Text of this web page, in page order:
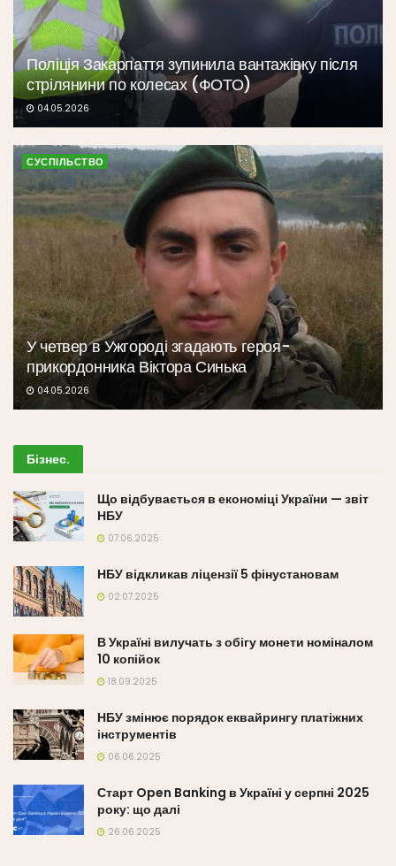
Поліція Закарпаття зупинила вантажівку після
стрілянини по колесах (ФОТО)
04.05.2026
СУСПІЛЬСТВО
У четвер в Ужгороді згадають героя-
прикордонника Віктора Синька
04.05.2026
Бізнес.
Що відбувається в економіці України — звіт
НБУ
07.06.2025
НБУ відкликав ліцензії 5 фінустановам
02.07.2025
В Україні вилучать з обігу монети номіналом
10 копійок
18.09.2025
НБУ змінює порядок еквайрингу платіжних
інструментів
06.06.2025
Старт Open Banking в Україні у серпні 2025
року: що далі
26.06.2025